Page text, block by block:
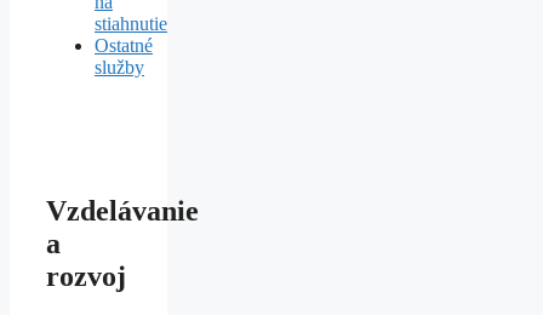
stiahnutie
Ostatné
služby
Vzdelávanie
a
rozvoj